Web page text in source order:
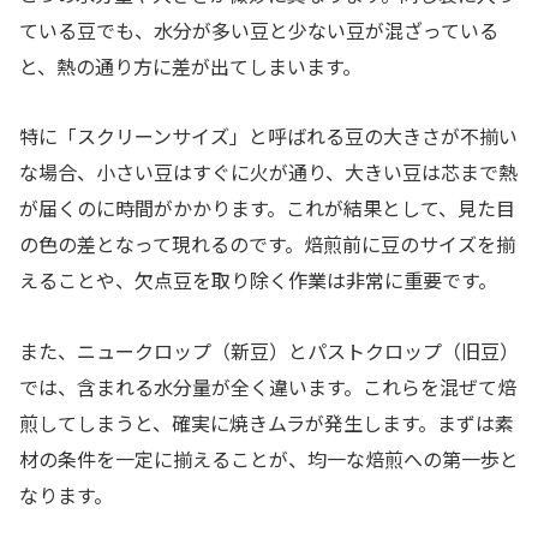
ている豆でも、水分が多い豆と少ない豆が混ざっている
と、熱の通り方に差が出てしまいます。
特に「スクリーンサイズ」と呼ばれる豆の大きさが不揃い
な場合、小さい豆はすぐに火が通り、大きい豆は芯まで熱
が届くのに時間がかかります。これが結果として、見た目
の色の差となって現れるのです。焙煎前に豆のサイズを揃
えることや、欠点豆を取り除く作業は非常に重要です。
また、ニュークロップ（新豆）とパストクロップ（旧豆）
では、含まれる水分量が全く違います。これらを混ぜて焙
煎してしまうと、確実に焼きムラが発生します。まずは素
材の条件を一定に揃えることが、均一な焙煎への第一歩と
なります。